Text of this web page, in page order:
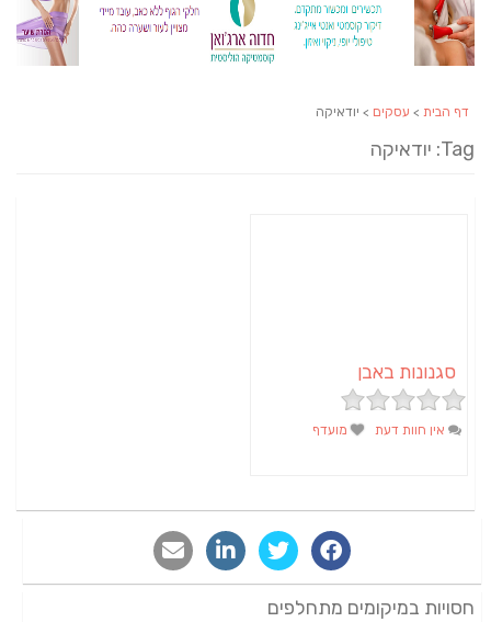
דף הבית > עסקים > יודאיקה
Tag: יודאיקה
סגנונות באבן
אין חוות דעת מועדף
חסויות במיקומים מתחלפים